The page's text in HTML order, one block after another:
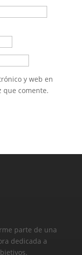
y web en
que comente.
parte de una
dedicada a